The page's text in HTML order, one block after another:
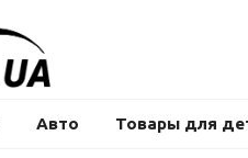
Авто Товары для